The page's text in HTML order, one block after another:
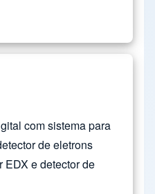
com sistema para
de eletrons
EDX e detector de